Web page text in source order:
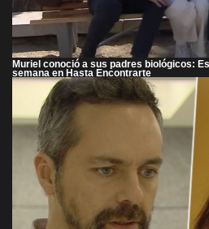
Muriel conoció a sus padres biológicos:
semana en Hasta Encontrarte